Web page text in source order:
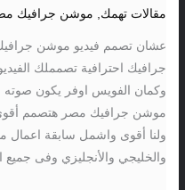
مقالات تهمك, موشن جرافيك
عشان تصمم فيديو موشن
جرافيك احترافية تصمملك
وكمان الفويس اوفر يكون
موشن جرافيك مصر هتصمم أقوى
ولنا أقوى واشمل سابقة
والخليجي والأنجليزي وفى جميع
-مبادرة
اختار
شقتك-
شركة
موشن
جرافيك
مصر